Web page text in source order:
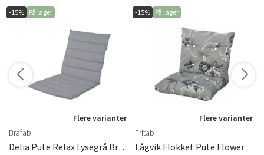
-15% På lager
Flere varianter
Brafab
Delia Pute Relax Lysegrå Brafab
-15% På lager
Flere varianter
Fritab
Lågvik Flokket Pute Flower